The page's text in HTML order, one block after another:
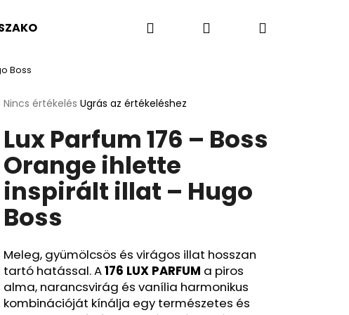
SZERINT Kapcsolatok A BLOG
KeresésBejelentkezés
Kosár
Boss
A
átlagos
értékelése
5-
ből
0,0
csillag.
Nincs értékelés Ugrás az értékeléshez
Lux Parfum 176 – Boss
Orange ihlette
inspirált illat – Hugo
Boss
Meleg, gyümölcsös és virágos illat hosszan
tartó hatással. A176 LUX PARFUM a piros
alma, narancsvirág és vanília harmonikus
kombinációját kínálja egy természetes és
Következő